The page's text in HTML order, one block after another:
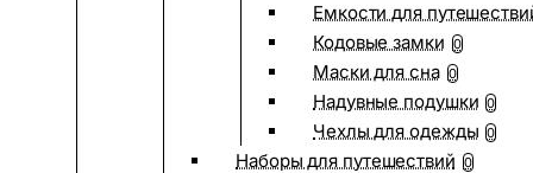
Емкости для
Кодовые замки 0
Маски для сна 0
Надувные подушки 0
Чехлы для одежды 0
Наборы для путешествий 0